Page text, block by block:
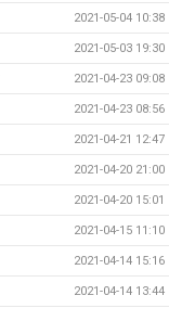
2021-05-04 10:38
2021-05-03 19:30
2021-04-23 09:08
2021-04-23 08:56
2021-04-21 12:47
2021-04-20 21:00
2021-04-20 15:01
2021-04-15 11:10
2021-04-14 15:16
2021-04-14 13:44